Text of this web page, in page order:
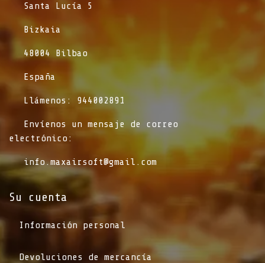
​Santa Lucía 5
​Bizkaia
​48004 Bilbao
​España
​Llámenos: 944002891
​Envíenos un mensaje de correo
electrónico:
info.maxairsoft@gmail.com
Su cuenta
Información personal
Devoluciones de mercancía